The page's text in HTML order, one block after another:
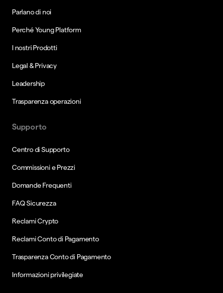
Parlano di noi
Perché Young Platform
I nostri Prodotti
Legal & Privacy
Leadership
Trasparenza operazioni
Supporto
Centro di Supporto
Commissioni e Prezzi
Domande Frequenti
FAQ Sicurezza
Reclami Crypto
Reclami Conto di Pagamento
Trasparenza Conto di Pagamento
Informazioni privilegiate